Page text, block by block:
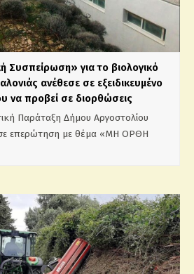
Συσπείρωση» για το βιολογικό
ανέθεσε σε εξειδικευμένο
να προβεί σε διορθώσεις
Παράταξη Δήμου Αργοστολίου
επερώτηση με θέμα «ΜΗ ΟΡΘΗ